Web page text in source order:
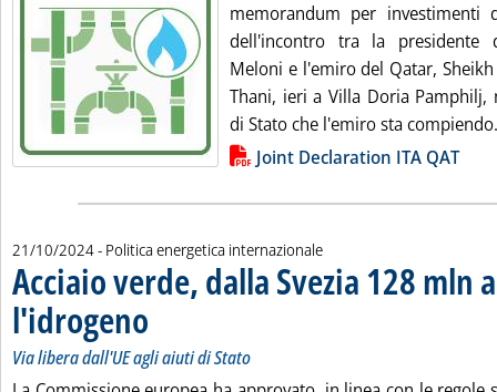
memorandum per investimenti
dell'incontro tra la presidente
Meloni e l'emiro del Qatar,
Thani, ieri a Villa Doria Pamphilj,
di Stato che l'emiro sta
Lista allegati PDF alla notiziaJoint Declaration ITA QAT
21/10/2024- Politica energetica internazionale
Acciaio verde, dalla Svezia 128 mln
l'idrogeno
Via libera dall'UE agli aiuti di Stato